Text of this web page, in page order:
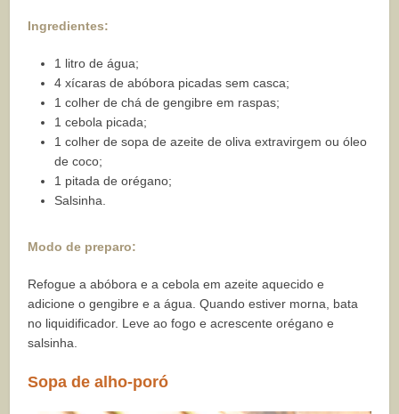
Ingredientes:
1 litro de água;
4 xícaras de abóbora picadas sem casca;
1 colher de chá de gengibre em raspas;
1 cebola picada;
1 colher de sopa de azeite de oliva extravirgem ou óleo
de coco;
1 pitada de orégano;
Salsinha.
Modo de preparo:
Refogue a abóbora e a cebola em azeite aquecido e
adicione o gengibre e a água. Quando estiver morna, bata
no liquidificador. Leve ao fogo e acrescente orégano e
salsinha.
Sopa de alho-poró